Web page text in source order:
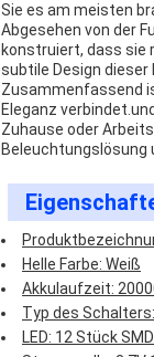
Sie es am meisten
Abgesehen von der
konstruiert, dass sie
subtile Design dieser
Zusammenfassend
Eleganz
Zuhause oder
Beleuchtungslösung
Helle Farbe: Weiß
Akkulaufzeit:
Typ des
LED: 12 Stück